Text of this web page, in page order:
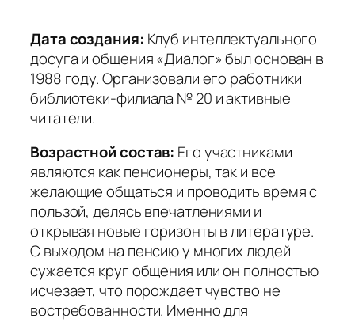
Дата создания: Клуб интеллектуального
досуга и общения «Диалог» был основан в
1988 году. Организовали его работники
библиотеки-филиала № 20 и активные
читатели.
Возрастной состав: Его участниками
являются как пенсионеры, так и все
желающие общаться и проводить время с
пользой, делясь впечатлениями и
открывая новые горизонты в литературе.
С выходом на пенсию у многих людей
сужается круг общения или он полностью
исчезает, что порождает чувство не
востребованности. Именно для